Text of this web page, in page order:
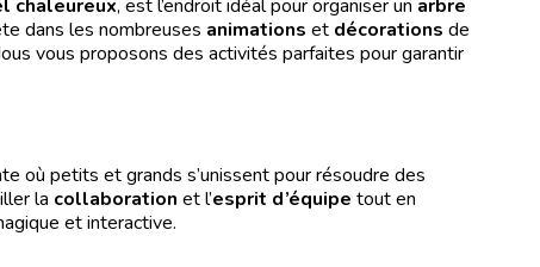
chaleureux, est l’endroit idéal pour organiser un arbre
dans les nombreuses animations et décorations de
vous proposons des activités parfaites pour garantir
où petits et grands s’unissent pour résoudre des
la collaboration et l’esprit d’équipe tout en
et interactive.